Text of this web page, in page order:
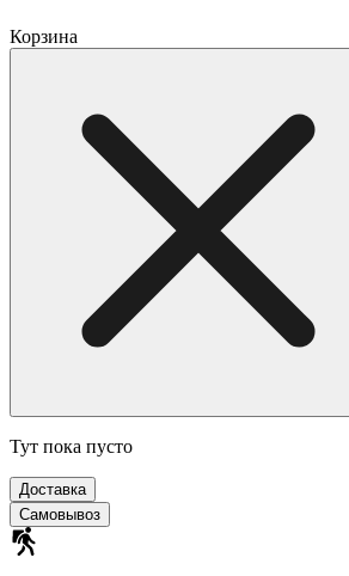
Корзина
Тут пока пусто
Доставка
Самовывоз